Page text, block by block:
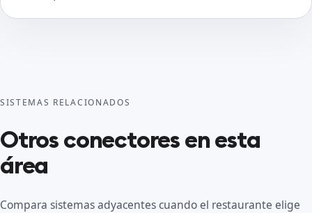
SISTEMAS RELACIONADOS
Otros conectores en esta
área
Compara sistemas adyacentes cuando el restaurante elige